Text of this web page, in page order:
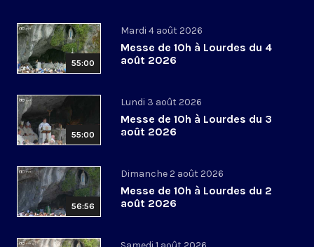
55:00
Mardi 4 août 2026
Messe de 10h à Lourdes du 4
août 2026
55:00
Lundi 3 août 2026
Messe de 10h à Lourdes du 3
août 2026
56:56
Dimanche 2 août 2026
Messe de 10h à Lourdes du 2
août 2026